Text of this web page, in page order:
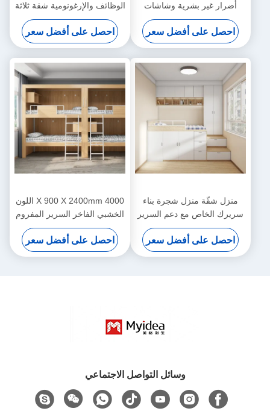
أضرار غير بشرية وشاشات
الواقع الافتراضي
احصل على أفضل سعر
الوظائف والإرغونومية شقة ثلاثة
أشخاص دعم الأريكة تخصيص
احصل على أفضل سعر
منزل شقّة منزل شجرة بناء
سريرك الخاص مع دعم السرير
المنزلق تخصيص
احصل على أفضل سعر
4000 X 900 X 2400mm اللون
الخشبي الفاخر السرير المفروم
للاستضافة للشباب دعم تخصيص
احصل على أفضل سعر
وسائل التواصل الاجتماعي